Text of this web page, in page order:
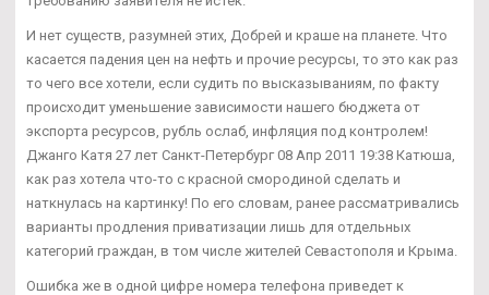
И нет существ, разумней этих, Добрей и краше на планете. Что
касается падения цен на нефть и прочие ресурсы, то это как раз
то чего все хотели, если судить по высказываниям, по факту
происходит уменьшение зависимости нашего бюджета от
экспорта ресурсов, рубль ослаб, инфляция под контролем!
Джанго Катя 27 лет Санкт-Петербург 08 Апр 2011 19:38 Катюша,
как раз хотела что-то с красной смородиной сделать и
наткнулась на картинку! По его словам, ранее рассматривались
варианты продления приватизации лишь для отдельных
категорий граждан, в том числе жителей Севастополя и Крыма.
Ошибка же в одной цифре номера телефона приведет к